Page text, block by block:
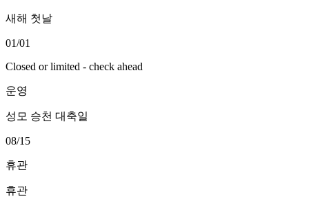
새해 첫날
01/01
Closed or limited - check ahead
운영
성모 승천 대축일
08/15
휴관
휴관